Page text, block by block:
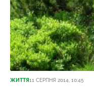
ЖИТТЯ11 СЕРПНЯ 2014, 10:45